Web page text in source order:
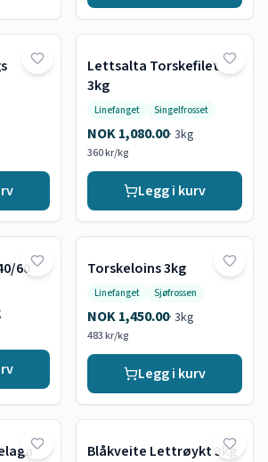
Lettsalta Torskefilet
3kg
Linefanget Singelfrosset
NOK 1,080.00· 3kg
360 kr/kg
Legg i kurv
60
Torskeloins 3kg
Linefanget Sjøfrossen
NOK 1,450.00· 3kg
483 kr/kg
Legg i kurv
Blåkveite Lettrøykt 3kg